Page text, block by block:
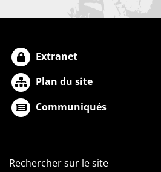
Extranet
Plan du site
Communiqués
Rechercher sur le site